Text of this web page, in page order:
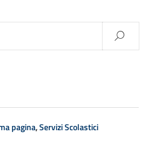
pagina,Servizi Scolastici